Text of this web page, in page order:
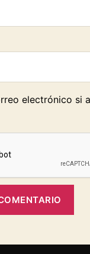
electrónico si